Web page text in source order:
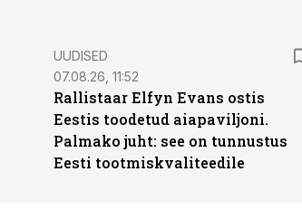
UUDISED
07.08.26, 11:52
Rallistaar Elfyn Evans ostis
Eestis toodetud aiapaviljoni.
Palmako juht: see on tunnustus
Eesti tootmiskvaliteedile